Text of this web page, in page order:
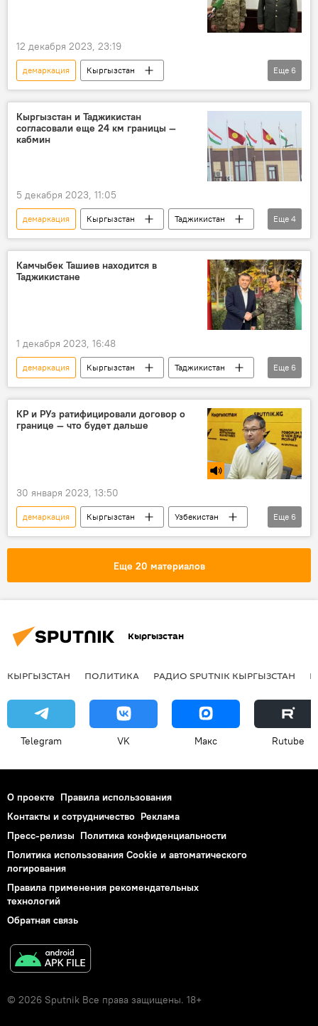
12 декабря 2023, 23:19
демаркация
Кыргызстан
Камчыбек Ташиев
Саймумин Ятимов
граница
согласование
описание
делимитация
Еще 6
Кыргызстан и Таджикистан
согласовали еще 24 км границы —
кабмин
5 декабря 2023, 11:05
демаркация Кыргызстан
Таджикистан
граница
согласование
протокол
делимитация
Еще 4
Камчыбек Ташиев находится в
Таджикистане
1 декабря 2023, 16:48
демаркация Кыргызстан
Таджикистан
граница
Камчыбек Ташиев
Саймумин Ятимов
встреча
делимитация
фото
Еще 6
КР и РУз ратифицировали договор о
границе — что будет дальше
30 января 2023, 13:50
демаркация Кыргызстан
Узбекистан
граница
ратификация
Шерадил Бактыгулов
Тема дня
Новости Киргизии
Еще 6
Еще 20 материалов
Кыргызстан
КЫРГЫЗСТАН ПОЛИТИКА РАДИО SPUTNIK КЫРГЫЗСТАН
Telegram VK Макс Rutube
О проекте Правила использования
Контакты и сотрудничество Реклама
Пресс-релизы Политика конфиденциальности
Политика использования Cookie и автоматического
логирования
Правила применения рекомендательных
технологий
Обратная связь
© 2026 Sputnik Все права защищены. 18+